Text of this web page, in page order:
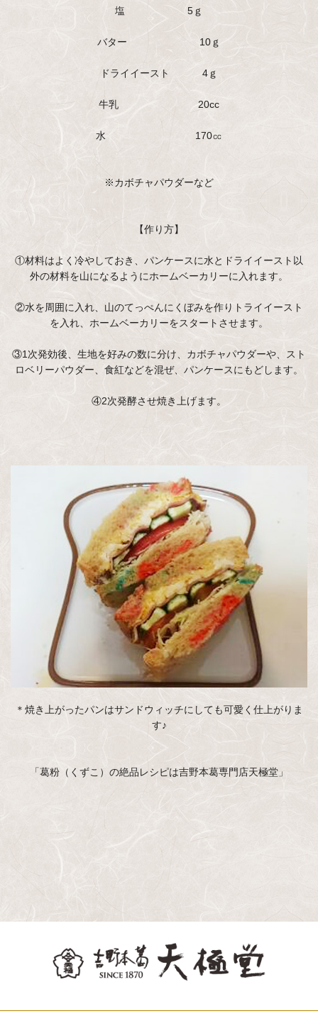
塩 5ｇ
バター 10ｇ
ドライイースト 4ｇ
牛乳 20cc
水 170㏄
※カボチャパウダーなど
【作り方】
①材料はよく冷やしておき、パンケースに水とドライイースト以
外の材料を山になるようにホームベーカリーに入れます。
②水を周囲に入れ、山のてっぺんにくぼみを作りトライイースト
を入れ、ホームベーカリーをスタートさせます。
③1次発効後、生地を好みの数に分け、カボチャパウダーや、スト
ロベリーパウダー、食紅などを混ぜ、パンケースにもどします。
④2次発酵させ焼き上げます。
＊焼き上がったパンはサンドウィッチにしても可愛く仕上がりま
す♪
「葛粉（くずこ）の絶品レシピは吉野本葛専門店天極堂」